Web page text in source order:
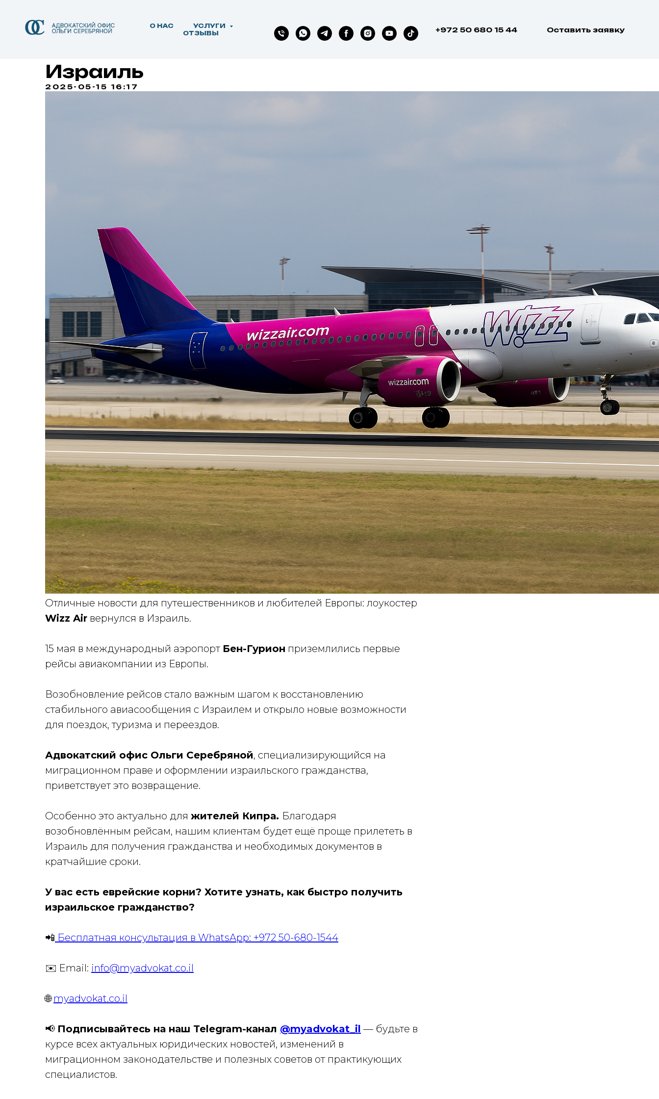
О НАС
УСЛУГИ
ОТЗЫВЫ
+972 50 680 15 44 Оставить заявку
Израиль
2025-05-15 16:17
Отличные новости для путешественников и любителей Европы: лоукостер
Wizz Air вернулся в Израиль.
15 мая в международный аэропорт Бен-Гурион приземлились первые
рейсы авиакомпании из Европы.
Возобновление рейсов стало важным шагом к восстановлению
стабильного авиасообщения с Израилем и открыло новые возможности
для поездок, туризма и переездов.
Адвокатский офис Ольги Серебряной, специализирующийся на
миграционном праве и оформлении израильского гражданства,
приветствует это возвращение.
Особенно это актуально для жителей Кипра. Благодаря
возобновлённым рейсам, нашим клиентам будет ещё проще прилететь в
Израиль для получения гражданства и необходимых документов в
кратчайшие сроки.
У вас есть еврейские корни? Хотите узнать, как быстро получить
израильское гражданство?
📲 Бесплатная консультация в WhatsApp: +972 50-680-1544
✉️ Email: info@myadvokat.co.il
🌐myadvokat.co.il
📢 Подписывайтесь на наш Telegram-канал @myadvokat_il — будьте в
курсе всех актуальных юридических новостей, изменений в
миграционном законодательстве и полезных советов от практикующих
специалистов.